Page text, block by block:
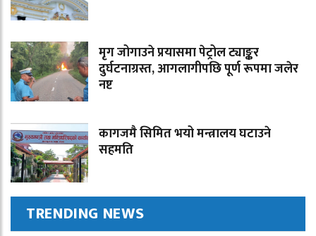
मृग जोगाउने प्रयासमा पेट्रोल ट्याङ्कर
दुर्घटनाग्रस्त, आगलागीपछि पूर्ण रूपमा जलेर
नष्ट
कागजमै सिमित भयो मन्त्रालय घटाउने
सहमति
TRENDING NEWS